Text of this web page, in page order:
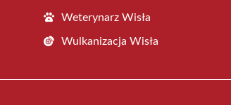
Weterynarz Wisła
Wulkanizacja Wisła